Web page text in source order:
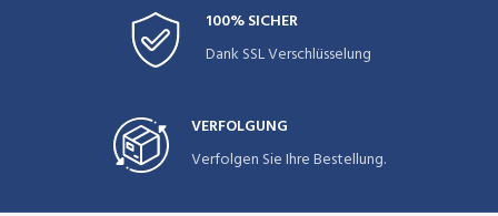
100% SICHER
Dank SSL Verschlüsselung
VERFOLGUNG
Verfolgen Sie Ihre Bestellung.